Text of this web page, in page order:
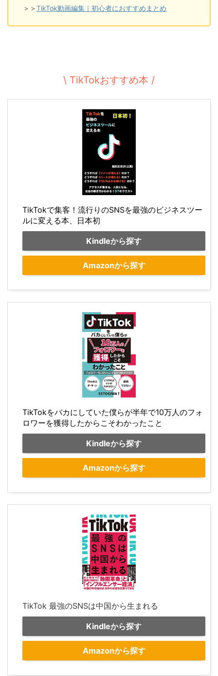
＞＞TikTok動画編集｜初心者におすすめまとめ
\ TikTokおすすめ本 /
TikTokで集客！流行りのSNSを最強のビジネスツー
ルに変える本、日本初
Kindleから探す
Amazonから探す
TikTokをバカにしていた僕らが半年で10万人のフォ
ロワーを獲得したからこそわかったこと
Kindleから探す
Amazonから探す
TikTok 最強のSNSは中国から生まれる
Kindleから探す
Amazonから探す